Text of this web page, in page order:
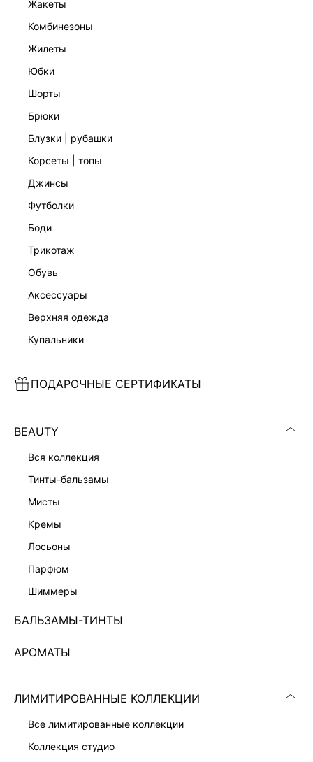
жакеты
комбинезоны
жилеты
юбки
шорты
брюки
блузки | рубашки
корсеты | топы
джинсы
футболки
боди
трикотаж
обувь
аксессуары
верхняя одежда
купальники
ПОДАРОЧНЫЕ СЕРТИФИКАТЫ
BEAUTY
вся коллекция
тинты-бальзамы
мисты
кремы
лосьоны
парфюм
шиммеры
БАЛЬЗАМЫ-ТИНТЫ
АРОМАТЫ
ЛИМИТИРОВАННЫЕ КОЛЛЕКЦИИ
все лимитированные коллекции
коллекция студио